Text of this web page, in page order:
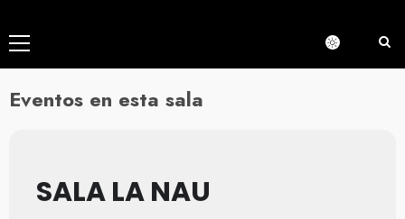
Menú
principal
Eventos en esta sala
SALA LA NAU